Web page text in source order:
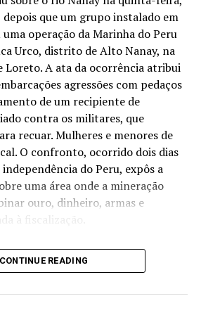
liberar regularização de até 2.500
que um grupo instalado em
operação da Marinha do Peru
Urco, distrito de Alto Nanay, na
Loreto. A ata da ocorrência atribui
agressões com pedaços
de um recipiente de
contra os militares, que
recuar. Mulheres e menores de
O confronto, ocorrido dois dias
do Peru, expôs a
uma área onde a mineração
ouro, dinheiro, armas e
estruturas flutuantes cobertas por
e crianças permanecem sobre
CONTINUE READING